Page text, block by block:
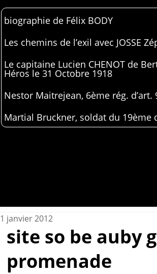
biographie de Félix BODY
Les chemins de l’exil avec JOSSE
Le capitaine Lucien CHENOT de
Héros le 31 Octobre 1918
Nestor Maitrejean, 6ème rég.
Martial Bruckner, soldat du 19ème
1 janvier 2012
site so be auby
promenade